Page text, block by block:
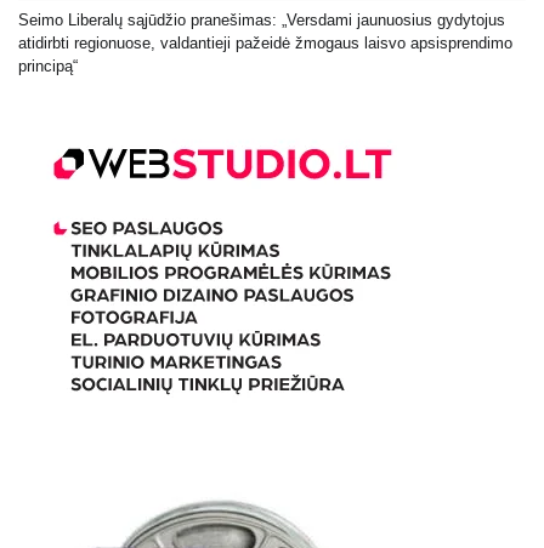
Seimo Liberalų sąjūdžio pranešimas: „Versdami jaunuosius gydytojus
atidirbti regionuose, valdantieji pažeidė žmogaus laisvo apsisprendimo
principą“